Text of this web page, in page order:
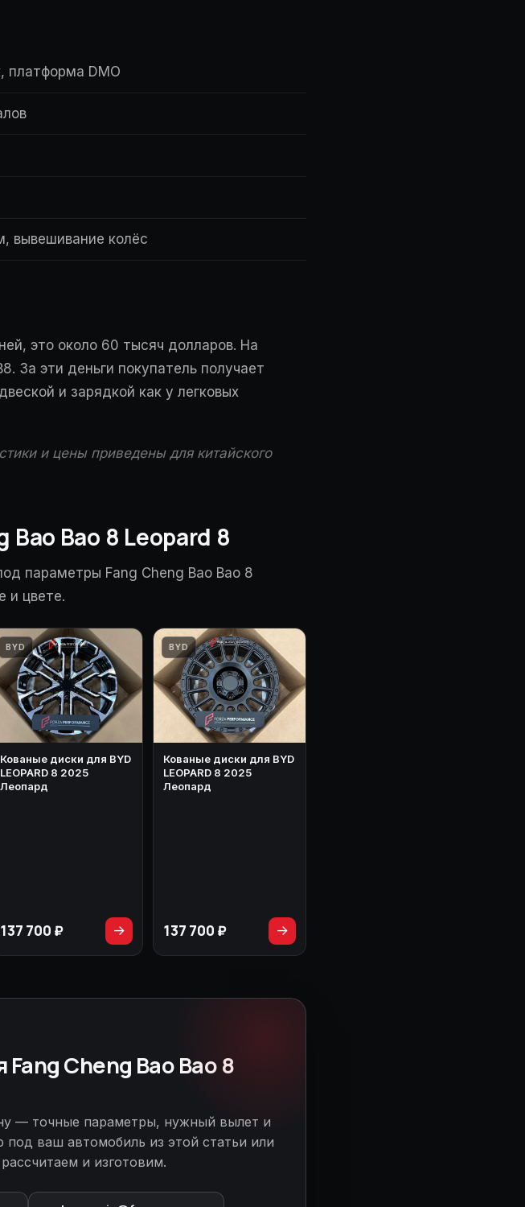
платформа DMO
вывешивание колёс
это около 60 тысяч долларов. На
За эти деньги покупатель получает
и зарядкой как у легковых
и цены приведены для китайского
Bao 8 Leopard 8
параметры Fang Cheng Bao Bao 8
и цвете.
BYD
Кованые диски для BYD
LEOPARD 8 2025
Леопард
137 700 ₽ →
BYD
Кованые диски для BYD
LEOPARD 8 2025
Леопард
137 700 ₽ →
Cheng Bao Bao 8
— точные параметры, нужный вылет и
ваш автомобиль из этой статьи или
и изготовим.